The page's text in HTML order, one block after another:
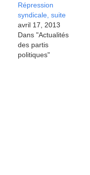
Répression
syndicale, suite
avril 17, 2013
Dans "Actualités
des partis
politiques"